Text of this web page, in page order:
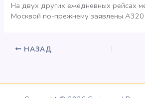
На двух других ежедневных рейсах
Москвой по-прежнему заявлены
НАЗАД